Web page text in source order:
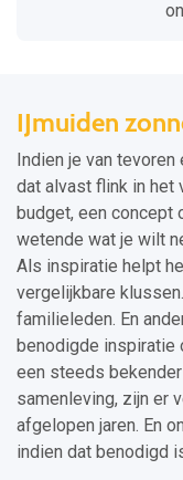
IJmuiden
Indien je van
dat alvast flink in het
budget, een concept
wetende wat je wilt
Als inspiratie helpt
vergelijkbare
familieleden. En
benodigde inspiratie
een steeds
samenleving, zijn er
afgelopen jaren. En
indien dat benodigd